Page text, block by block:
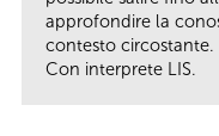
approfondire la
contesto circostante.
Con interprete LIS.